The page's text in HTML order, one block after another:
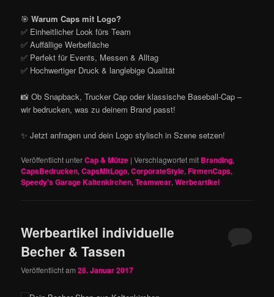
🎯Warum Caps mit Logo?
✅ Einheitlicher Look fürs Team
✅ Auffällige Werbefläche
✅ Perfekt für Events, Messen & Alltag
✅ Hochwertiger Druck & langlebige Qualität
📸 Ob Snapback, Trucker Cap oder klassische Baseball-Cap –
wir bedrucken, was zu deinem Brand passt!
✨ Jetzt anfragen und dein Logo stylisch in Szene setzen!
Veröffentlicht unterCap & Mütze |Verschlagwortet mit Branding,
CapsBedrucken,CapsMitLogo,CorporateStyle,FirmenCaps,
Speedy's Garage Kaltenkirchen,Teamwear,Werbeartikel
Werbeartikel individuelle
Becher & Tassen
Veröffentlicht am28. Januar 2017